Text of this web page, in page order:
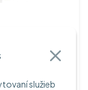
služieb
Prihlásiť sa